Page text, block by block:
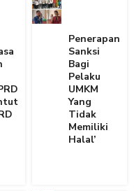
Penerapan
Sanksi
Bagi
Pelaku
UMKM
Yang
Tidak
Memiliki
Halal’